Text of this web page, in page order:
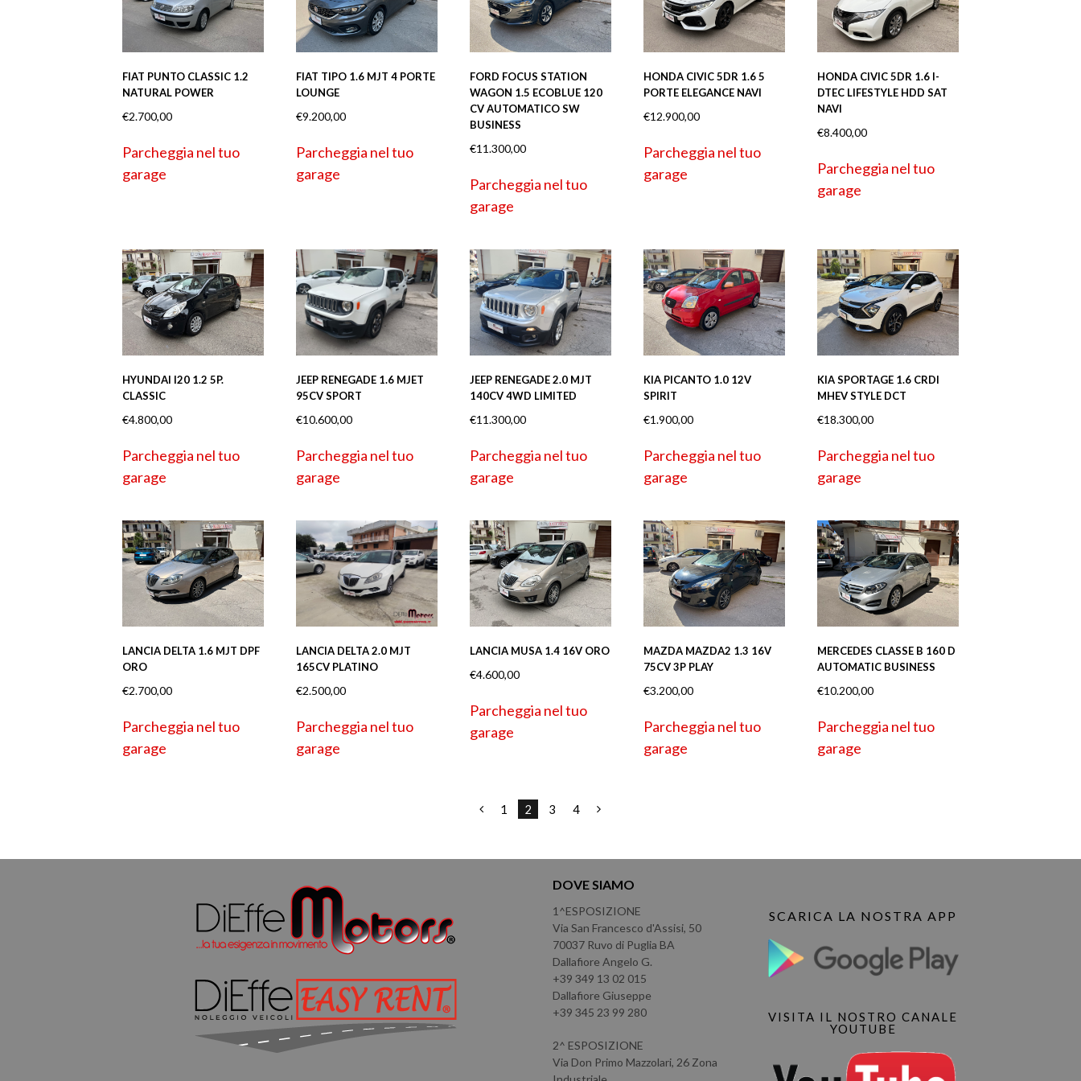
FIAT PUNTO CLASSIC 1.2
NATURAL POWER
€2.700,00
Parcheggia nel tuo
garage
FIAT TIPO 1.6 MJT 4 PORTE
LOUNGE
€9.200,00
Parcheggia nel tuo
garage
FORD FOCUS STATION
WAGON 1.5 ECOBLUE 120
CV AUTOMATICO SW
BUSINESS
€11.300,00
Parcheggia nel tuo
garage
HONDA CIVIC 5DR 1.6 5
PORTE ELEGANCE NAVI
€12.900,00
Parcheggia nel tuo
garage
HONDA CIVIC 5DR 1.6 I-
DTEC LIFESTYLE HDD SAT
NAVI
€8.400,00
Parcheggia nel tuo
garage
HYUNDAI I20 1.2 5P.
CLASSIC
€4.800,00
Parcheggia nel tuo
garage
JEEP RENEGADE 1.6 MJET
95CV SPORT
€10.600,00
Parcheggia nel tuo
garage
JEEP RENEGADE 2.0 MJT
140CV 4WD LIMITED
€11.300,00
Parcheggia nel tuo
garage
KIA PICANTO 1.0 12V
SPIRIT
€1.900,00
Parcheggia nel tuo
garage
KIA SPORTAGE 1.6 CRDI
MHEV STYLE DCT
€18.300,00
Parcheggia nel tuo
garage
LANCIA DELTA 1.6 MJT DPF
ORO
€2.700,00
Parcheggia nel tuo
garage
LANCIA DELTA 2.0 MJT
165CV PLATINO
€2.500,00
Parcheggia nel tuo
garage
LANCIA MUSA 1.4 16V ORO
€4.600,00
Parcheggia nel tuo
garage
MAZDA MAZDA2 1.3 16V
75CV 3P PLAY
€3.200,00
Parcheggia nel tuo
garage
MERCEDES CLASSE B 160 D
AUTOMATIC BUSINESS
€10.200,00
Parcheggia nel tuo
garage
1 2 3 4
DOVE SIAMO
1^ESPOSIZIONE
Via San Francesco d'Assisi, 50
70037 Ruvo di Puglia BA
Dallafiore Angelo G.
+39 349 13 02 015
Dallafiore Giuseppe
+39 345 23 99 280
2^ ESPOSIZIONE
Via Don Primo Mazzolari, 26 Zona
SCARICA LA NOSTRA APP
VISITA IL NOSTRO CANALE
YOUTUBE